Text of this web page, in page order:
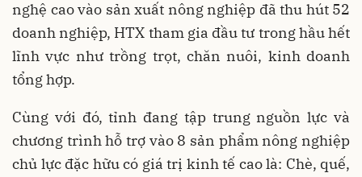
nghệ cao vào sản xuất nông nghiệp đã thu hút 52
doanh nghiệp, HTX tham gia đầu tư trong hầu hết
lĩnh vực như trồng trọt, chăn nuôi, kinh doanh
tổng hợp.
Cùng với đó, tỉnh đang tập trung nguồn lực và
chương trình hỗ trợ vào 8 sản phẩm nông nghiệp
chủ lực đặc hữu có giá trị kinh tế cao là: Chè, quế,